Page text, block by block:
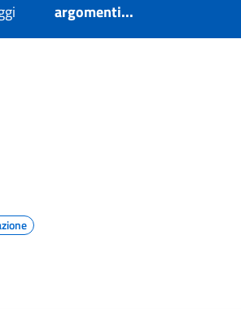
argomenti...